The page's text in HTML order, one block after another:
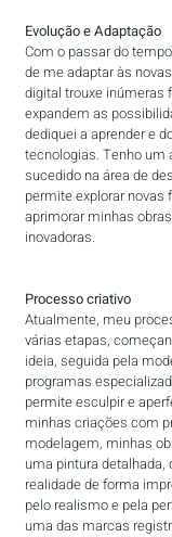
Evolução e Adaptação
Com o passar do
de me adaptar às
digital trouxe inúmeras
expandem as
dediquei a aprender e
tecnologias. Tenho um
sucedido na área de
permite explorar novas
aprimorar minhas
inovadoras.
Processo criativo
Atualmente, meu
várias etapas,
ideia, seguida pela
programas
permite esculpir e
minhas criações com
modelagem, minhas
uma pintura detalhada,
realidade de forma
pelo realismo e pela
uma das marcas